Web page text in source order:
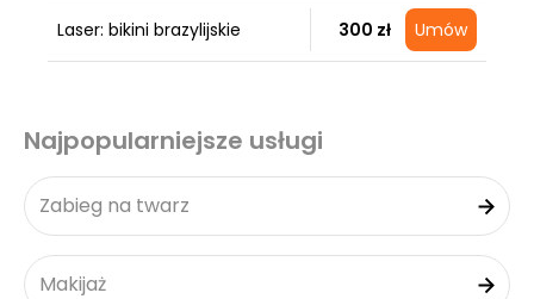
Laser: bikini brazylijskie 300 zł Umów
Najpopularniejsze usługi
Zabieg na twarz
Makijaż